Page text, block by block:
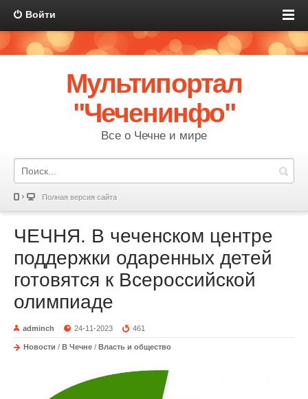
Войти
Мультипортал
"Чеченинфо"
Все о Чечне и мире
Полная версия сайта
ЧЕЧНЯ. В чеченском центре
поддержки одаренных детей
готовятся к Всероссийской
олимпиаде
adminch 24-11-2023 461
Новости / В Чечне / Власть и общество